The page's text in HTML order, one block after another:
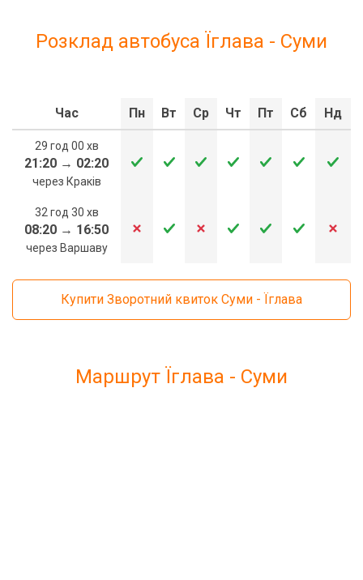
Розклад автобуса Їглава - Суми
Час Пн Вт Ср Чт Пт Сб Нд
29 год 00 хв
21:20 → 02:20
через Краків
32 год 30 хв
08:20 → 16:50
через Варшаву
Купити Зворотний квиток Суми - Їглава
Маршрут Їглава - Суми